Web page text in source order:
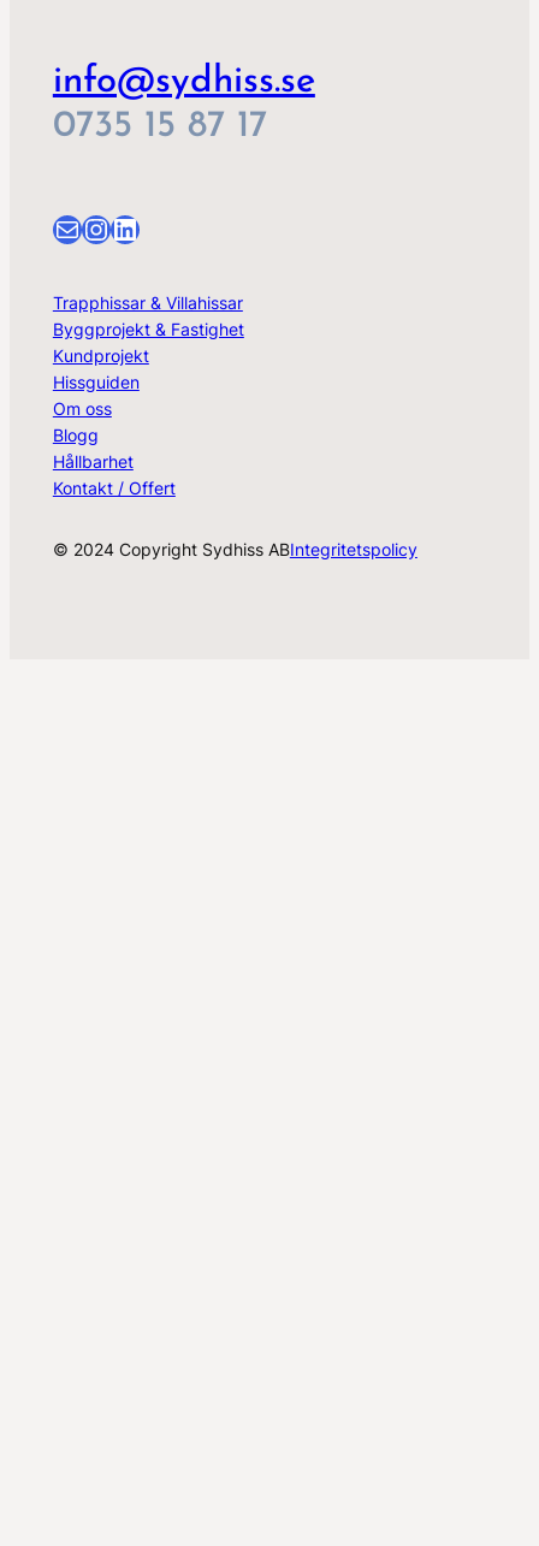
info@sydhiss.se
0735 15 87 17
E-post
Instagram
LinkedIn
Trapphissar & Villahissar
Byggprojekt & Fastighet
Kundprojekt
Hissguiden
Om oss
Blogg
Hållbarhet
Kontakt / Offert
© 2024 Copyright Sydhiss ABIntegritetspolicy